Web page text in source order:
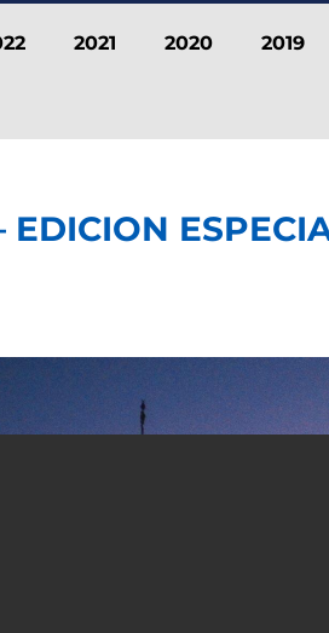
2021 2020 2019